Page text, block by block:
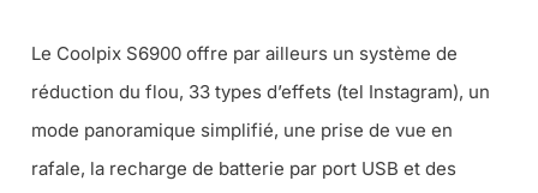
Le Coolpix S6900 offre par ailleurs un système de
réduction du flou, 33 types d’effets (tel Instagram), un
mode panoramique simplifié, une prise de vue en
rafale, la recharge de batterie par port USB et des